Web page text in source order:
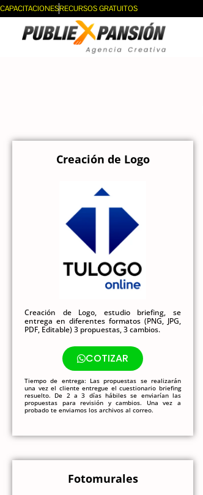
CAPACITACIONESRECURSOS GRATUITOS
Creación de Logo
Creación de Logo, estudio briefing, se
entrega en diferentes formatos (PNG, JPG,
PDF, Editable) 3 propuestas, 3 cambios.
COTIZAR
Tiempo de entrega: Las propuestas se realizarán
una vez el cliente entregue el cuestionario briefing
resuelto. De 2 a 3 días hábiles se enviarían las
propuestas para revisión y cambios. Una vez a
probado te enviamos los archivos al correo.
Fotomurales